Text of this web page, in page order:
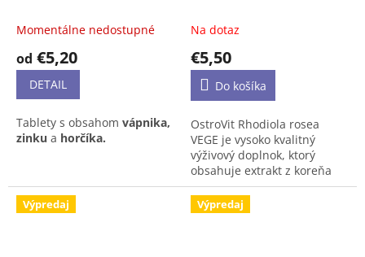
Momentálne nedostupné
od €5,20
DETAIL
Tablety s obsahom vápnika,
zinku a horčíka.
Produkt môže mať odlišné
balenie než to, ktoré je na
Na dotaz
€5,50
Do košíka
OstroVit Rhodiola rosea
VEGE je vysoko kvalitný
výživový doplnok, ktorý
obsahuje extrakt z koreňa
rozchodnice ružovej
(Rhodiola rosea)
štandardizovaný na 1 %
Výpredaj Výpredaj